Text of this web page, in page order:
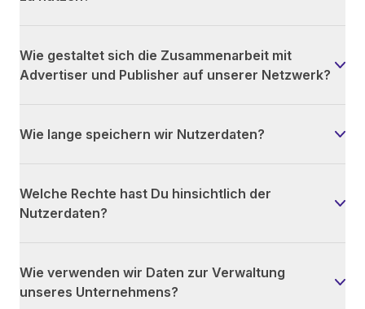
Wie gestaltet sich die Zusammenarbeit mit
Advertiser und Publisher auf unserer Netzwerk?
Wie lange speichern wir Nutzerdaten?
Welche Rechte hast Du hinsichtlich der
Nutzerdaten?
Wie verwenden wir Daten zur Verwaltung
unseres Unternehmens?